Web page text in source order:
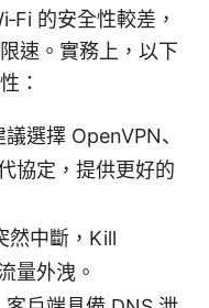
的安全性較差，
速。實務上，以下
：
選擇 OpenVPN、
協定，提供更好的
然中斷，Kill
量外洩。